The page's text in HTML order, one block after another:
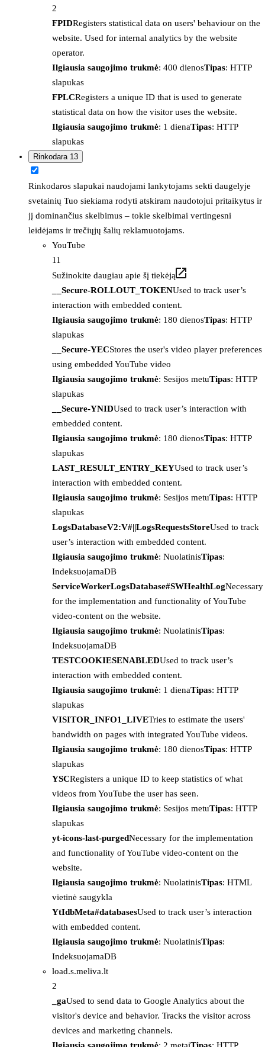
2
FPIDRegisters statistical data on users' behaviour on the
website. Used for internal analytics by the website
operator.
Ilgiausia saugojimo trukmė: 400 dienosTipas: HTTP
slapukas
FPLCRegisters a unique ID that is used to generate
statistical data on how the visitor uses the website.
Ilgiausia saugojimo trukmė: 1 dienaTipas: HTTP
slapukas
Rinkodara 13
Rinkodaros slapukai naudojami lankytojams sekti daugelyje
svetainių Tuo siekiama rodyti atskiram naudotojui pritaikytus ir
jį dominančius skelbimus – tokie skelbimai vertingesni
leidėjams ir trečiųjų šalių reklamuotojams.
YouTube
11
Sužinokite daugiau apie šį tiekėją
__Secure-ROLLOUT_TOKENUsed to track user’s
interaction with embedded content.
Ilgiausia saugojimo trukmė: 180 dienosTipas: HTTP
slapukas
__Secure-YECStores the user's video player preferences
using embedded YouTube video
Ilgiausia saugojimo trukmė: Sesijos metuTipas: HTTP
slapukas
__Secure-YNIDUsed to track user’s interaction with
embedded content.
Ilgiausia saugojimo trukmė: 180 dienosTipas: HTTP
slapukas
LAST_RESULT_ENTRY_KEYUsed to track user’s
interaction with embedded content.
Ilgiausia saugojimo trukmė: Sesijos metuTipas: HTTP
slapukas
LogsDatabaseV2:V#||LogsRequestsStoreUsed to track
user’s interaction with embedded content.
Ilgiausia saugojimo trukmė: NuolatinisTipas:
IndeksuojamaDB
ServiceWorkerLogsDatabase#SWHealthLogNecessary
for the implementation and functionality of YouTube
video-content on the website.
Ilgiausia saugojimo trukmė: NuolatinisTipas:
IndeksuojamaDB
TESTCOOKIESENABLEDUsed to track user’s
interaction with embedded content.
Ilgiausia saugojimo trukmė: 1 dienaTipas: HTTP
slapukas
VISITOR_INFO1_LIVETries to estimate the users'
bandwidth on pages with integrated YouTube videos.
Ilgiausia saugojimo trukmė: 180 dienosTipas: HTTP
slapukas
YSCRegisters a unique ID to keep statistics of what
videos from YouTube the user has seen.
Ilgiausia saugojimo trukmė: Sesijos metuTipas: HTTP
slapukas
yt-icons-last-purgedNecessary for the implementation
and functionality of YouTube video-content on the
website.
Ilgiausia saugojimo trukmė: NuolatinisTipas: HTML
vietinė saugykla
YtIdbMeta#databasesUsed to track user’s interaction
with embedded content.
Ilgiausia saugojimo trukmė: NuolatinisTipas:
IndeksuojamaDB
load.s.meliva.lt
2
_gaUsed to send data to Google Analytics about the
visitor's device and behavior. Tracks the visitor across
devices and marketing channels.
Ilgiausia saugojimo trukmė: 2 metaiTipas: HTTP